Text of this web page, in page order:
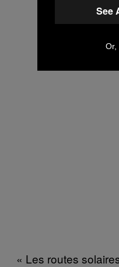
« Les routes
See
Or,